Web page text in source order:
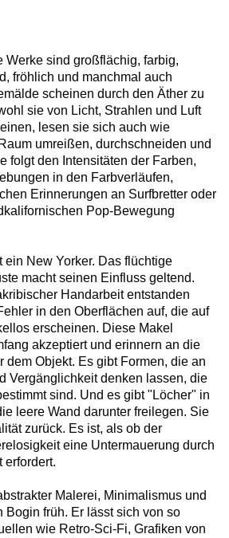
Werke sind großflächig, farbig,
fröhlich und manchmal auch
scheinen durch den Äther zu
sie von Licht, Strahlen und Luft
lesen sie sich auch wie
umreißen, durchschneiden und
folgt den Intensitäten der Farben,
in den Farbverläufen,
Erinnerungen an Surfbretter oder
Pop-Bewegung
ein New Yorker. Das flüchtige
macht seinen Einfluss geltend.
Handarbeit entstanden
in den Oberflächen auf, die auf
erscheinen. Diese Makel
akzeptiert und erinnern an die
dem Objekt. Es gibt Formen, die an
Vergänglichkeit denken lassen, die
sind. Und es gibt "Löcher" in
leere Wand darunter freilegen. Sie
zurück. Es ist, als ob der
eine Untermauerung durch
erfordert.
Malerei, Minimalismus und
Bogin früh. Er lässt sich von so
wie Retro-Sci-Fi, Grafiken von